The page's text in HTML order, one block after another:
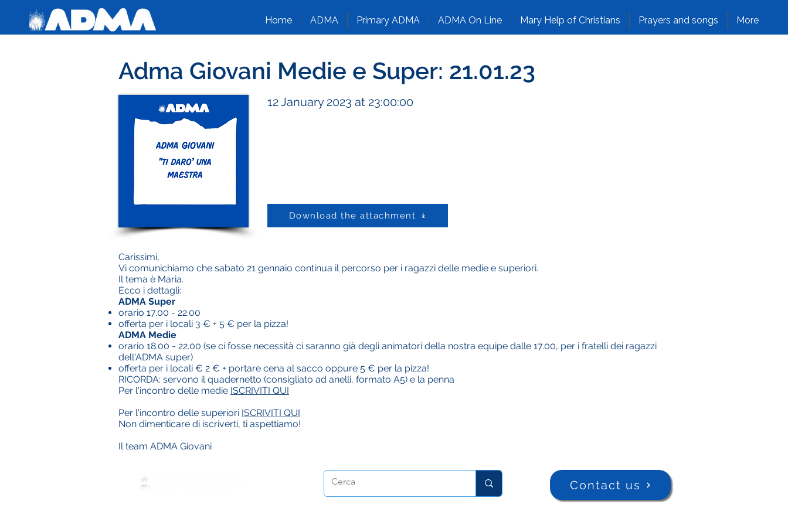
Home ADMA Primary ADMA ADMA On Line Mary Help of Christians Prayers and songs More
Adma Giovani Medie e Super: 21.01.23
12 January 2023 at 23:00:00
Download the attachment
Carissimi,
Vi comunichiamo che sabato 21 gennaio continua il percorso per i ragazzi delle medie e superiori.
Il tema è Maria.
Ecco i dettagli:
ADMA Super
orario 17.00 - 22.00
offerta per i locali 3 € + 5 € per la pizza!
ADMA Medie
orario 18.00 - 22.00 (se ci fosse necessità ci saranno già degli animatori della nostra equipe dalle 17.00, per i fratelli dei ragazzi
dell'ADMA super)
offerta per i locali € 2 € + portare cena al sacco oppure 5 € per la pizza!
RICORDA: servono il quadernetto (consigliato ad anelli, formato A5) e la penna
Per l'incontro delle medie ISCRIVITI QUI
Per l'incontro delle superiori ISCRIVITI QUI
Non dimenticare di iscriverti, ti aspettiamo!
Il team ADMA Giovani
Contact us